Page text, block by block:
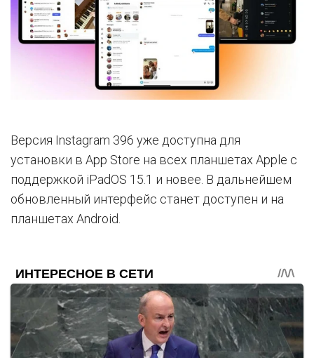
Версия Instagram 396 уже доступна для
установки в App Store на всех планшетах Apple с
поддержкой iPadOS 15.1 и новее. В дальнейшем
обновленный интерфейс станет доступен и на
планшетах Android.